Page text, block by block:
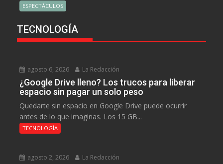
ESPECTÁCULOS
TECNOLOGÍA
agosto 6, 2026 La Redacción
¿Google Drive lleno? Los trucos para liberar
espacio sin pagar un solo peso
Quedarte sin espacio en Google Drive puede ocurrir
antes de lo que imaginas. Los 15 GB...
TECNOLOGÍA
agosto 2, 2026 La Redacción